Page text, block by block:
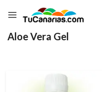
Aloe Vera Gel